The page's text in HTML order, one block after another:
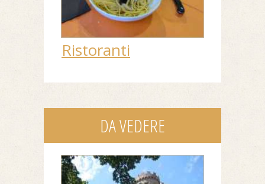
Ristoranti
DA VEDERE